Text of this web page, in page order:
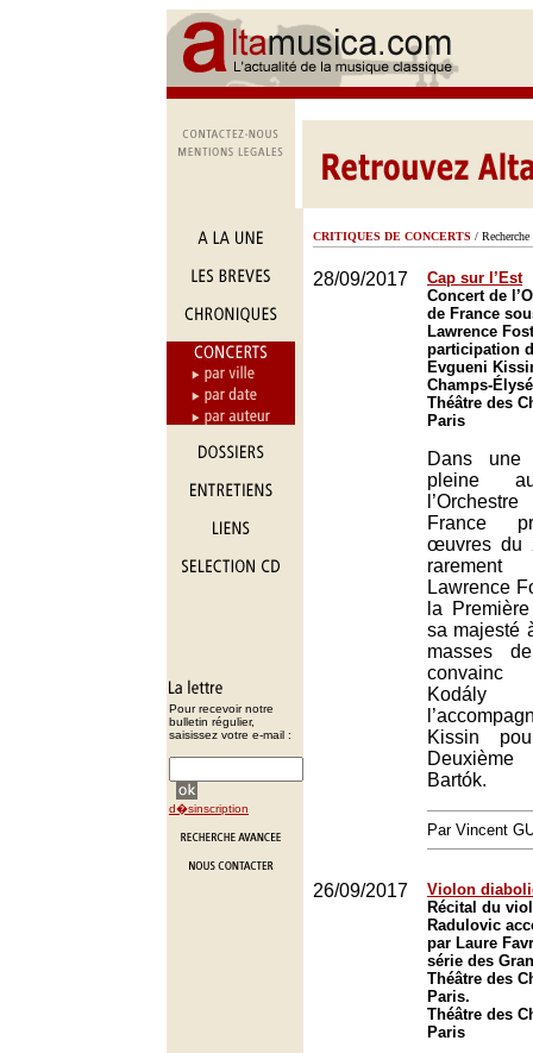
Pour recevoir notre
bulletin régulier,
saisissez votre e-mail :
d�sinscription
CRITIQUES DE CONCERTS / Recherche
28/09/2017
Cap sur l’Est
Concert de
de France
Lawrence
participation
Evgueni
Champs-
Théâtre des
Paris
Dans
pleine
France
œuvres du
rarement
Lawrence
la
sa majesté
masses
convainc
Kissin
Bartók.
Par Vincent
26/09/2017
Violon
Récital du
Radulovic
par Laure
série des
Théâtre des
Paris.
Théâtre des
Paris